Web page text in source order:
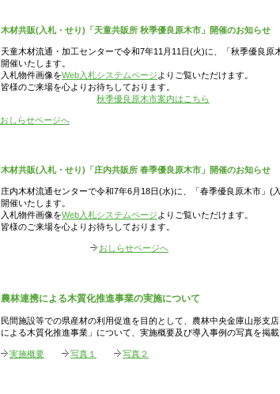
木材共販(入札・せり)「天童共販所 秋季優良原木市」開催のお知らせ
天童木材流通・加工センターで令和7年11月11日(火)に、「秋季優良原
開催いたします。
入札物件画像をWeb入札システムページ よりご覧いただけます。
皆様のご来場を心よりお待ちしております。
秋季優良原木市案内はこちら
おしらせページへ
木材共販(入札・せり)「庄内共販所 春季優良原木市」開催のお知らせ
庄内木材流通センターで令和7年6月18日(水)に、「春季優良原木市」(
開催いたします。
入札物件画像をWeb入札システムページ よりご覧いただけます。
皆様のご来場を心よりお待ちしております。
おしらせページへ
農林連携による木質化推進事業の実施について
民間施設等での県産材の利用促進を目的として、農林中央金庫山形支
による木質化推進事業」について、実施概要及び導入事例の写真を掲載
実施概要 写真１ 写真２